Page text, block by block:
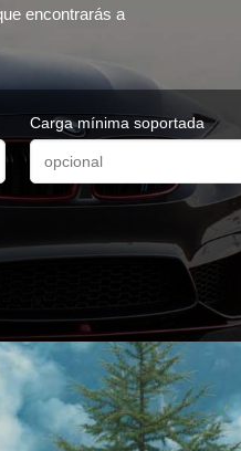
encontrarás a
Carga mínima soportada